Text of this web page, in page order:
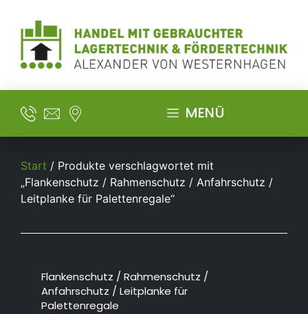
MENÜ
Start / Produkte verschlagwortet mit
„Flankenschutz / Rahmenschutz / Anfahrschutz /
Leitplanke für Palettenregale“
Flankenschutz / Rahmenschutz /
Anfahrschutz / Leitplanke für
Palettenregale